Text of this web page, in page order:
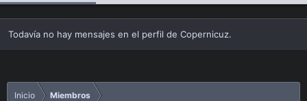
Todavía no hay mensajes en el perfil de Copernicuz.
Inicio Miembros